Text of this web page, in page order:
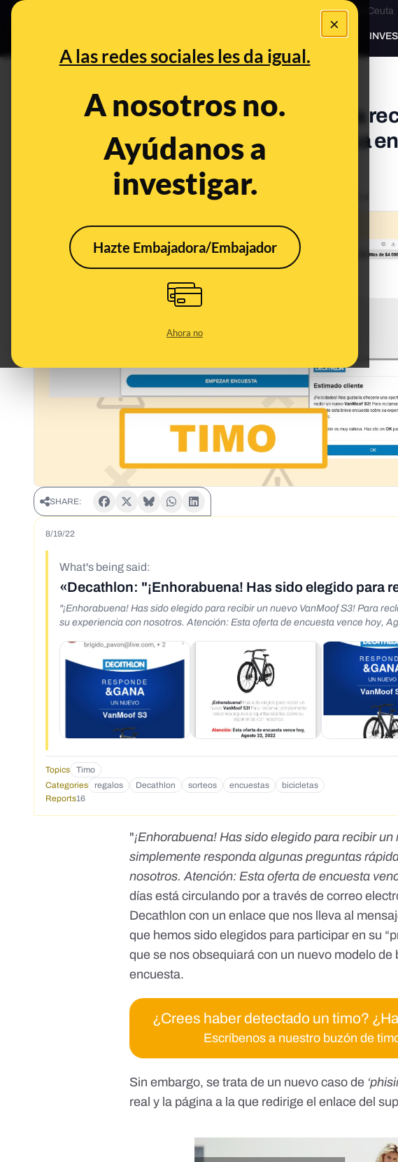
×
A las redes sociales les da igual.
A nosotros no.
Ayúdanos a
investigar.
Hazte Embajadora/Embajador
Ahora no
Especial Ceuta•Bulos Ceuta
PREBUNKING
No, Decathlon no te ha elegido para
bicicleta a cambio de responder una
como cliente: es ‘phising’
Publicado el
SHARE:
8/19/22
What's being said:
"¡Enhorabuena! Has sido elegido para recibir un nuevo VanMoof S3! Para
su experiencia con nosotros. Atención: Esta oferta de encuesta vence hoy,
Topics Timo
Categories
regalos Decathlon sorteos encuestas
bicicletas
Reports16
"¡Enhorabuena! Has sido elegido para recibir
simplemente responda algunas preguntas
nosotros. Atención: Esta oferta de encuesta
días está circulando por a través de correo
Decathlon con un enlace que nos lleva al
que hemos sido elegidos para participar en su
que se nos obsequiará con un nuevo modelo
encuesta.
¿Crees haber detectado un timo?
Escríbenos a nuestro buzón de
Sin embargo, se trata de un nuevo caso de
real y la página a la que redirige el enlace del